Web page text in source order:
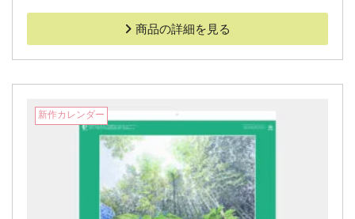
商品の詳細を見る
新作カレンダー